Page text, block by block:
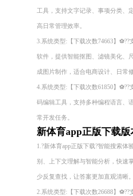
工具，支持文字记录、事项分类、
高日常管理效率。
3.系统类型:【下载次数74663】
软件，提供智能抠图、滤镜美化、
成图片制作，适合电商设计、日常
4.系统类型:【下载次数61850】
码编辑工具，支持多种编程语言、
常开发任务。
新体育app正版下载版
1.?新体育app正版下载?智能搜索体
别、上下文理解与智能分析，快速
少反复查找，让答案更加直观清晰。
2.系统类型:【下载次数26688】